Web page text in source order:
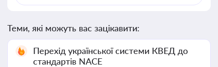
Теми, які можуть вас зацікавити:
Перехід української системи КВЕД до
стандартів NACE